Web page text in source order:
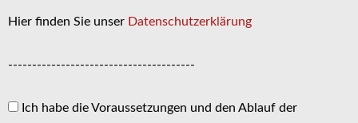
Hier finden Sie unser Datenschutzerklärung
---------------------------------------
Ich habe die Voraussetzungen und den Ablauf der